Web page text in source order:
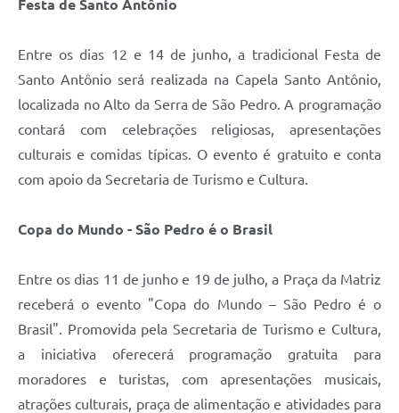
Festa de Santo Antônio
Entre os dias 12 e 14 de junho, a tradicional Festa de
Santo Antônio será realizada na Capela Santo Antônio,
localizada no Alto da Serra de São Pedro. A programação
contará com celebrações religiosas, apresentações
culturais e comidas típicas. O evento é gratuito e conta
com apoio da Secretaria de Turismo e Cultura.
Copa do Mundo - São Pedro é o Brasil
Entre os dias 11 de junho e 19 de julho, a Praça da Matriz
receberá o evento "Copa do Mundo – São Pedro é o
Brasil". Promovida pela Secretaria de Turismo e Cultura,
a iniciativa oferecerá programação gratuita para
moradores e turistas, com apresentações musicais,
atrações culturais, praça de alimentação e atividades para